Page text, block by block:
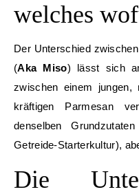
welches
Der Unterschied
(Aka Miso) lässt sich
zwischen einem jungen,
kräftigen Parmesan
denselben
Getreide-Starterkultur),
Die